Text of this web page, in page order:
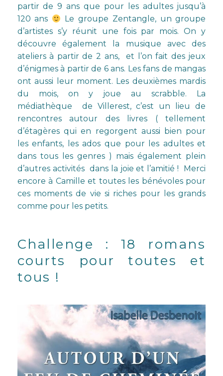
partir de 9 ans que pour les adultes jusqu’à
120 ans
Le groupe Zentangle, un groupe
d’artistes s’y réunit une fois par mois. On y
découvre également la musique avec des
ateliers à partir de 2 ans, et l’on fait des jeux
d’énigmes à partir de 6 ans. Les fans de mangas
ont aussi leur moment. Les deuxièmes mardis
du mois, on y joue au scrabble. La
médiathèque de Villerest, c’est un lieu de
rencontres autour des livres ( tellement
d’étagères qui en regorgent aussi bien pour
les enfants, les ados que pour les adultes et
dans tous les genres ) mais également plein
d’autres activités dans la joie et l’amitié ! Merci
encore à Camille et toutes les bénévoles pour
ces moments de vie si riches pour les grands
comme pour les petits.
Challenge : 18 romans
courts pour toutes et
tous !